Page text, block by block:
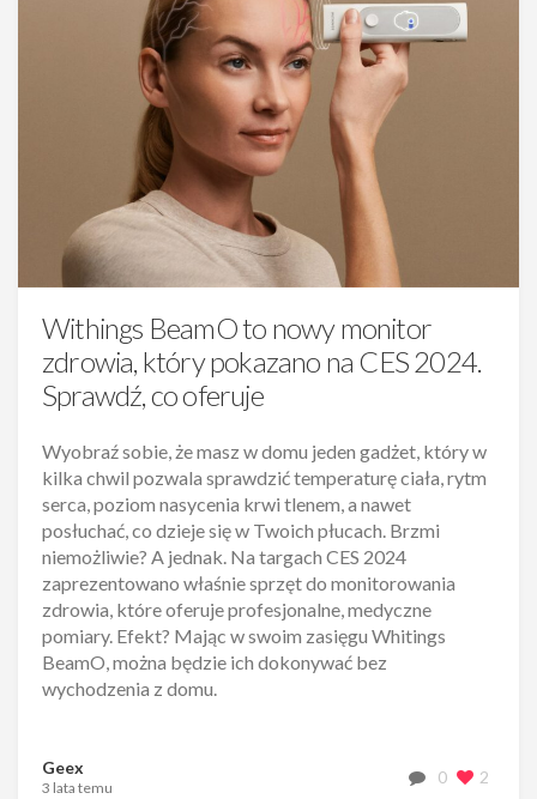
Withings BeamO to nowy monitor
zdrowia, który pokazano na CES 2024.
Sprawdź, co oferuje
Wyobraź sobie, że masz w domu jeden gadżet, który w
kilka chwil pozwala sprawdzić temperaturę ciała, rytm
serca, poziom nasycenia krwi tlenem, a nawet
posłuchać, co dzieje się w Twoich płucach. Brzmi
niemożliwie? A jednak. Na targach CES 2024
zaprezentowano właśnie sprzęt do monitorowania
zdrowia, które oferuje profesjonalne, medyczne
pomiary. Efekt? Mając w swoim zasięgu Whitings
BeamO, można będzie ich dokonywać bez
wychodzenia z domu.
Geex
3 lata temu
0 2